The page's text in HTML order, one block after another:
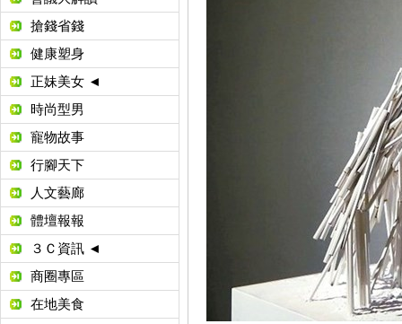
搶錢省錢
健康塑身
正妹美女 ◄
時尚型男
寵物故事
行腳天下
人文藝廊
體壇報報
３Ｃ資訊 ◄
商圈專區
在地美食